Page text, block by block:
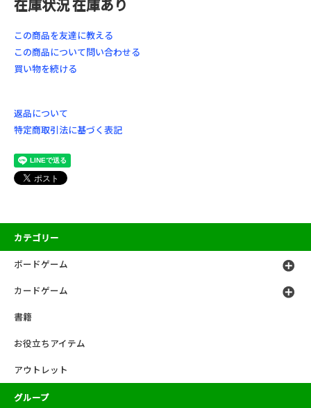
在庫状況 在庫あり
この商品を友達に教える
この商品について問い合わせる
買い物を続ける
返品について
特定商取引法に基づく表記
カテゴリー
ボードゲーム
カードゲーム
書籍
お役立ちアイテム
アウトレット
グループ